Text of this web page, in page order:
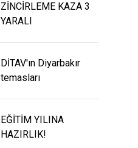
ZİNCİRLEME KAZA 3
YARALI
DİTAV'ın Diyarbakır
temasları
EĞİTİM YILINA
HAZIRLIK!